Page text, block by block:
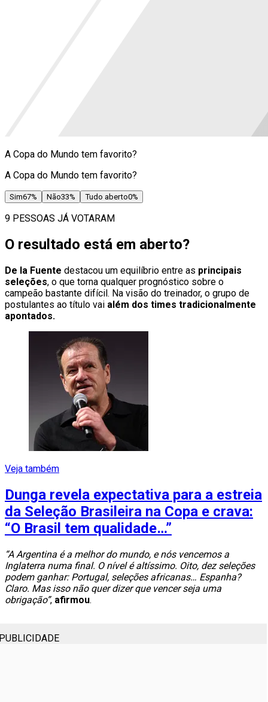
A Copa do Mundo tem favorito?
A Copa do Mundo tem favorito?
Sim67% Não33% Tudo aberto0%
9 PESSOAS JÁ VOTARAM
O resultado está em aberto?
De la Fuente destacou um equilíbrio entre as principais
seleções, o que torna qualquer prognóstico sobre o
campeão bastante difícil. Na visão do treinador, o grupo de
postulantes ao título vai além dos times tradicionalmente
apontados.
Veja também
Dunga revela expectativa para a estreia
da Seleção Brasileira na Copa e crava:
“O Brasil tem qualidade…”
“A Argentina é a melhor do mundo, e nós vencemos a
Inglaterra numa final. O nível é altíssimo. Oito, dez seleções
podem ganhar: Portugal, seleções africanas… Espanha?
Claro. Mas isso não quer dizer que vencer seja uma
obrigação”, afirmou.